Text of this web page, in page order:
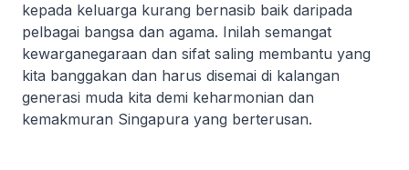
kepada keluarga kurang bernasib baik daripada
pelbagai bangsa dan agama. Inilah semangat
kewarganegaraan dan sifat saling membantu yang
kita banggakan dan harus disemai di kalangan
generasi muda kita demi keharmonian dan
kemakmuran Singapura yang berterusan.